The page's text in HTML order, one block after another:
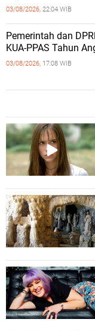
03/08/2026, 22:04 WIB
Pemerintah dan
KUA-PPAS Tahun
03/08/2026, 17:08 WIB